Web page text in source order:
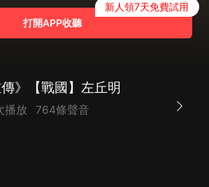
打開APP收聽
新人領7天免費試用
傳》【戰國】左丘明
播放 764條聲音